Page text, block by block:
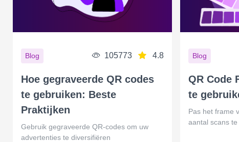
Blog 105773 4.8
Hoe gegraveerde QR codes
te gebruiken: Beste
Praktijken
Gebruik gegraveerde QR-codes om uw
advertenties te diversifiëren
Blog
QR Code
te
Pas het frame
aantal scans